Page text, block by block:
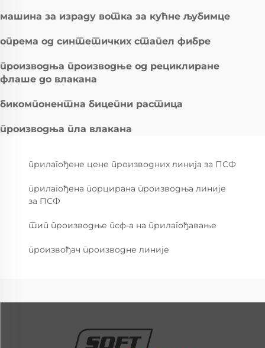
машина за израду вотка за кућне љубимце
опрема од синтетичких стапел фибре
производња производње од рециклиране
флаше до влакана
бикомпонентна бицепни растица
производња пла влакана
прилагођене цене производних линија за ПСФ
прилагођена порцирана производња линије
за ПСФ
тип производње псф-а на прилагођавање
произвођач производне линије